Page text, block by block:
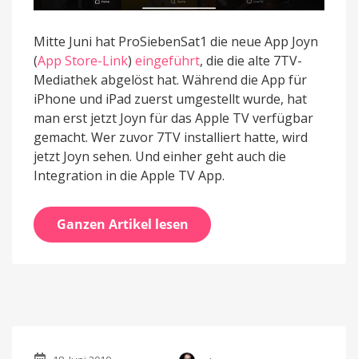
Mitte Juni hat ProSiebenSat1 die neue App Joyn
(App Store-Link) eingeführt, die die alte 7TV-
Mediathek abgelöst hat. Während die App für
iPhone und iPad zuerst umgestellt wurde, hat
man erst jetzt Joyn für das Apple TV verfügbar
gemacht. Wer zuvor 7TV installiert hatte, wird
jetzt Joyn sehen. Und einher geht auch die
Integration in die Apple TV App.
Ganzen Artikel lesen